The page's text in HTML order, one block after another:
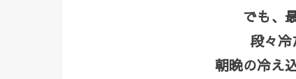
でも、
段々冷
朝晩の冷え